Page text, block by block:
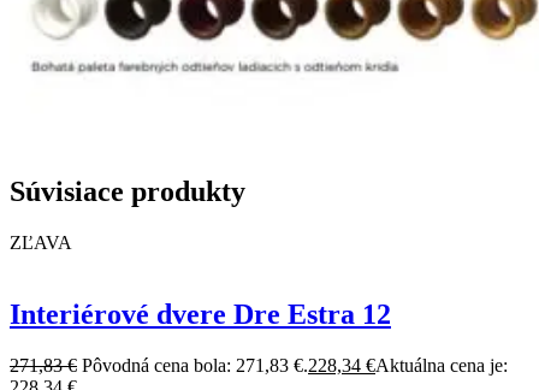
Súvisiace produkty
ZĽAVA
Interiérové dvere Dre Estra 12
271,83€ Pôvodná cena bola: 271,83 €.228,34 €Aktuálna cena je: